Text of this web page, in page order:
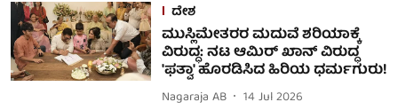
ದೇಶ
ಮುಸ್ಲಿಮೇತರರ ಮದುವೆ ಶರಿಯಾಕ್ಕೆ
ವಿರುದ್ಧ: ನಟ ಆಮಿರ್ ಖಾನ್ ವಿರುದ್ಧ
'ಫತ್ವಾ' ಹೊರಡಿಸಿದ ಹಿರಿಯ ಧರ್ಮಗುರು!
Nagaraja AB
14 Jul 2026